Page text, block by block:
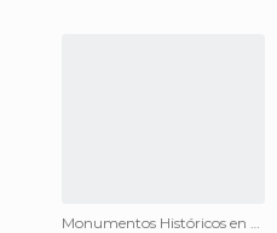
Monumentos Históricos en Skopje